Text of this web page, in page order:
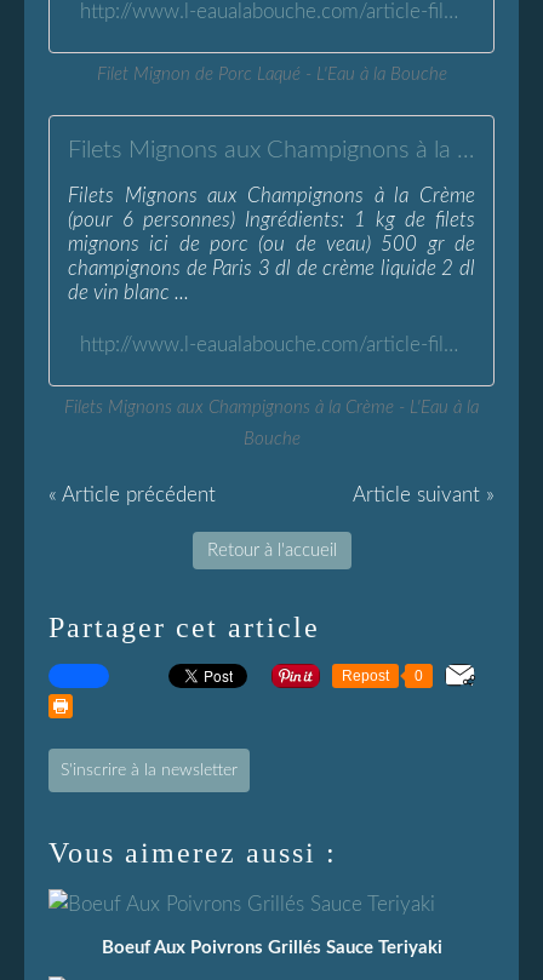
http://www.l-eaualabouche.com/article-filet-mignon-de-porc-laque-113957740.html
Filet Mignon de Porc Laqué - L'Eau à la Bouche
Filets Mignons aux Champignons à la Crème - L'Eau à la Bouche
Filets Mignons aux Champignons à la Crème
(pour 6 personnes) Ingrédients: 1 kg de filets
mignons ici de porc (ou de veau) 500 gr de
champignons de Paris 3 dl de crème liquide 2 dl
de vin blanc ...
http://www.l-eaualabouche.com/article-filets-mignons-aux-champignons-a-la-creme-84742915.html
Filets Mignons aux Champignons à la Crème - L'Eau à la
Bouche
« Article précédent Article suivant »
Retour à l'accueil
Partager cet article
Repost 0
S'inscrire à la newsletter
Vous aimerez aussi :
Boeuf Aux Poivrons Grillés Sauce Teriyaki